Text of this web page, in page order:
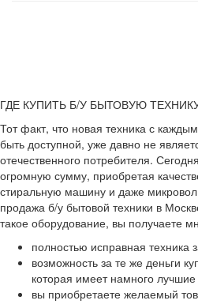
ГДЕ КУПИТЬ Б/У БЫТОВУЮ
Тот факт, что новая техника с
быть доступной, уже давно не
отечественного потребителя.
огромную сумму, приобретая
стиральную машину и даже
продажа б/у бытовой техники в
такое оборудование, вы получаете
полностью исправная техника
возможность за те же деньги
которая имеет намного лучшие
вы приобретаете желаемый